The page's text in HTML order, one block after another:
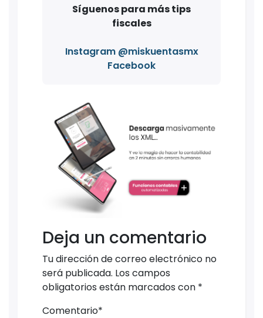
Síguenos para más tips
fiscales
Instagram @miskuentasmx
Facebook
Deja un comentario
Tu dirección de correo electrónico no
será publicada. Los campos
obligatorios están marcados con *
Comentario*